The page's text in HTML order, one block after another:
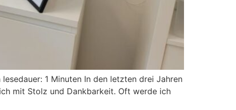
1 Minuten In den letzten drei Jahren
mit Stolz und Dankbarkeit. Oft werde ich